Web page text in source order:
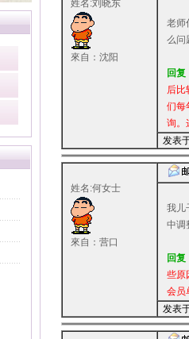
姓名:刘晓东
來自：沈阳
老师
么问
回复
后比
们每
询。
发表
姓名:何女士
來自：营口
我儿
中调
回复
些原
会员
发表